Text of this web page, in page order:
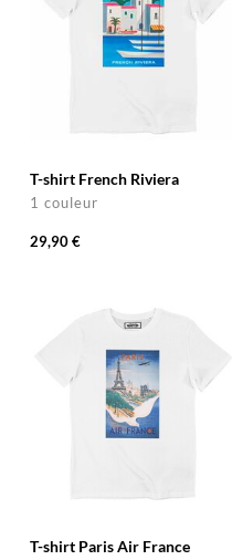
T-shirt French Riviera
1 couleur
29,90 €
T-shirt Paris Air France